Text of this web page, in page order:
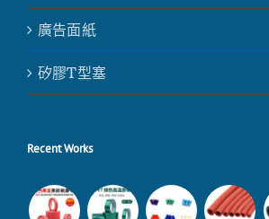
廣告面紙
矽膠T型塞
Recent Works